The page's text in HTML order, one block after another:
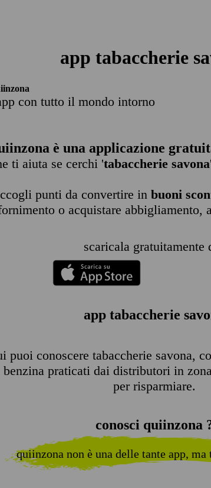
app tabaccherie
con tutto il mondo intorno
è una applicazione
ti aiuta se cerchi 'tabaccherie savona
punti da convertire in buoni
o acquistare abbigliamento,
scaricala gratuitamente
app tabaccherie
puoi conoscere tabaccherie savona,
praticati dai distributori in
per risparmiare.
conosci quiinzona
quiinzona non è una delle tante app, ma